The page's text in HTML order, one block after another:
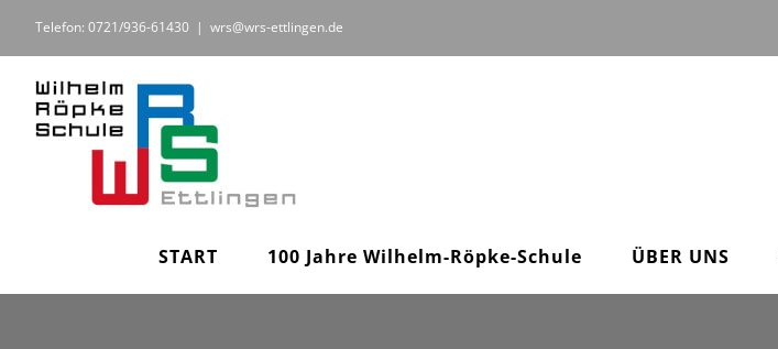
Inhalt
springen
Telefon: 0721/936-61430 | wrs@wrs-ettlingen.de
START 100 Jahre Wilhelm-Röpke-Schule ÜBER UNS